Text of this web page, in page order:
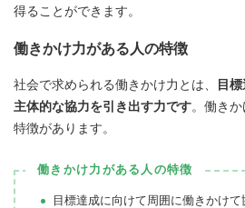
得ることができます。
働きかけ力がある人の特徴
社会で求められる働きかけ力とは、
目
主体的な協力を引き出す力です。働き
特徴があります。
働きかけ力がある人の特徴
目標達成に向けて周囲に働きかけ